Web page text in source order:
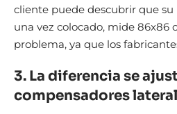
cliente puede descubrir que
una vez colocado, mide 86x86
problema, ya que los
3. La diferencia se
compensadores